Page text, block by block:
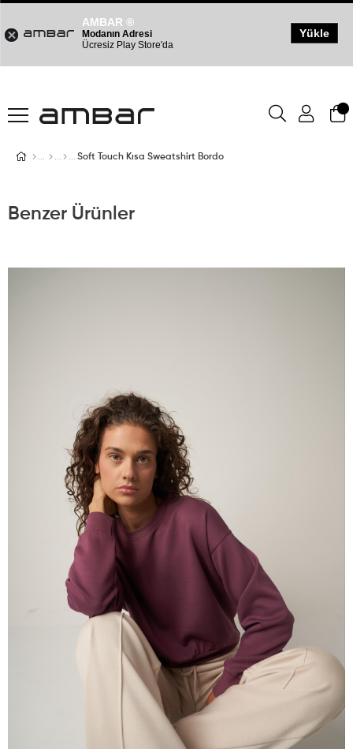
Soft Touch Kısa Sweatshirt Bordo
Benzer Ürünler
AMBAR ®
Modanın Adresi
Ücresiz Play Store'da
Yükle